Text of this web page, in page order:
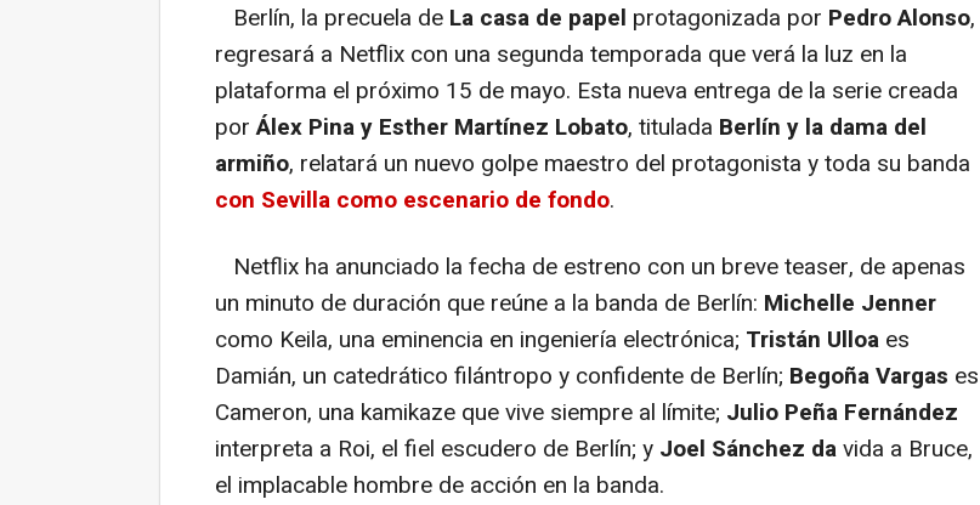
Berlín, la precuela de La casa de papel protagonizada por Pedro Alonso,
regresará a Netflix con una segunda temporada que verá la luz en la
plataforma el próximo 15 de mayo. Esta nueva entrega de la serie creada
porÁlex Pina y Esther Martínez Lobato, titulada Berlín y la dama del
armiño, relatará un nuevo golpe maestro del protagonista y toda su banda
con Sevilla como escenario de fondo.
Netflix ha anunciado la fecha de estreno con un breve teaser, de apenas
un minuto de duración que reúne a la banda de Berlín: Michelle Jenner
como Keila, una eminencia en ingeniería electrónica; Tristán Ulloa es
Damián, un catedrático filántropo y confidente de Berlín; Begoña Vargas es
Cameron, una kamikaze que vive siempre al límite; Julio Peña Fernández
interpreta a Roi, el fiel escudero de Berlín; y Joel Sánchez davida a Bruce,
el implacable hombre de acción en la banda.